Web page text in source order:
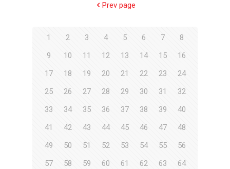
Prev page
1 2 3 4 5 6 7
8
9
10 11 12 13 14 15
16
17
18 19 20 21 22 23
24
25
26 27 28 29 30 31
32
33
34 35 36 37 38 39
40
41
42 43 44 45 46 47
48
49
50 51 52 53 54 55
56
57
58 59 60 61 62 63
64